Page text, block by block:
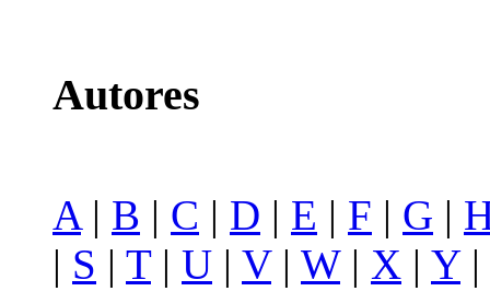
Autores
A| B | C | D | E | F | G |
| S | T| U | V| W| X | Y|